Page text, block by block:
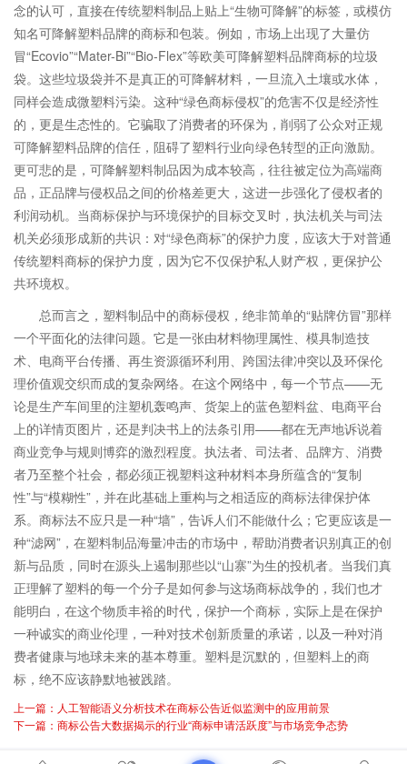
念的认可，直接在传统塑料制品上贴上“生物可降解”的标签，或模仿
知名可降解塑料品牌的商标和包装。例如，市场上出现了大量仿
冒“Ecovio”“Mater-Bi”“Bio-Flex”等欧美可降解塑料品牌商标的垃圾
袋。这些垃圾袋并不是真正的可降解材料，一旦流入土壤或水体，
同样会造成微塑料污染。这种“绿色商标侵权”的危害不仅是经济性
的，更是生态性的。它骗取了消费者的环保为，削弱了公众对正规
可降解塑料品牌的信任，阻碍了塑料行业向绿色转型的正向激励。
更可悲的是，可降解塑料制品因为成本较高，往往被定位为高端商
品，正品牌与侵权品之间的价格差更大，这进一步强化了侵权者的
利润动机。当商标保护与环境保护的目标交叉时，执法机关与司法
机关必须形成新的共识：对“绿色商标”的保护力度，应该大于对普通
传统塑料商标的保护力度，因为它不仅保护私人财产权，更保护公
共环境权。
总而言之，塑料制品中的商标侵权，绝非简单的“贴牌仿冒”那样
一个平面化的法律问题。它是一张由材料物理属性、模具制造技
术、电商平台传播、再生资源循环利用、跨国法律冲突以及环保伦
理价值观交织而成的复杂网络。在这个网络中，每一个节点——无
论是生产车间里的注塑机轰鸣声、货架上的蓝色塑料盆、电商平台
上的详情页图片，还是判决书上的法条引用——都在无声地诉说着
商业竞争与规则博弈的激烈程度。执法者、司法者、品牌方、消费
者乃至整个社会，都必须正视塑料这种材料本身所蕴含的“复制
性”与“模糊性”，并在此基础上重构与之相适应的商标法律保护体
系。商标法不应只是一种“墙”，告诉人们不能做什么；它更应该是一
种“滤网”，在塑料制品海量冲击的市场中，帮助消费者识别真正的创
新与品质，同时在源头上遏制那些以“山寨”为生的投机者。当我们真
正理解了塑料的每一个分子是如何参与这场商标战争的，我们也才
能明白，在这个物质丰裕的时代，保护一个商标，实际上是在保护
一种诚实的商业伦理，一种对技术创新质量的承诺，以及一种对消
费者健康与地球未来的基本尊重。塑料是沉默的，但塑料上的商
标，绝不应该静默地被践踏。
上一篇：人工智能语义分析技术在商标公告近似监测中的应用前景
下一篇：商标公告大数据揭示的行业“商标申请活跃度”与市场竞争态势